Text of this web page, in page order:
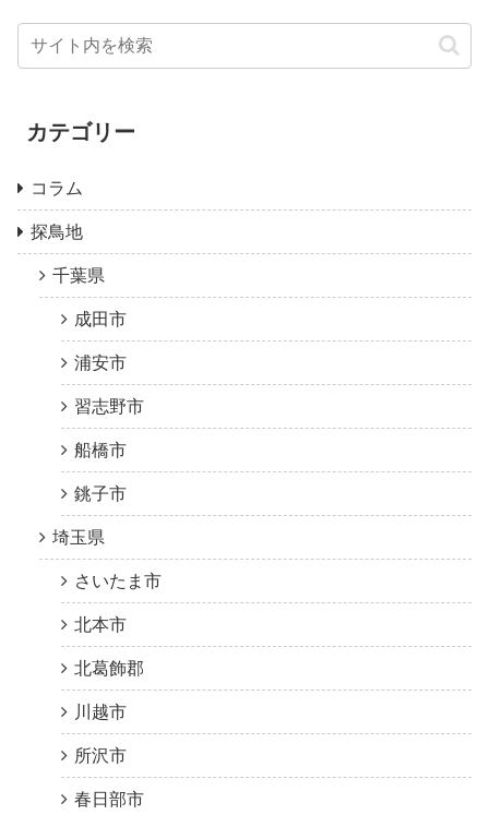
カテゴリー
コラム
探鳥地
千葉県
成田市
浦安市
習志野市
船橋市
銚子市
埼玉県
さいたま市
北本市
北葛飾郡
川越市
所沢市
春日部市